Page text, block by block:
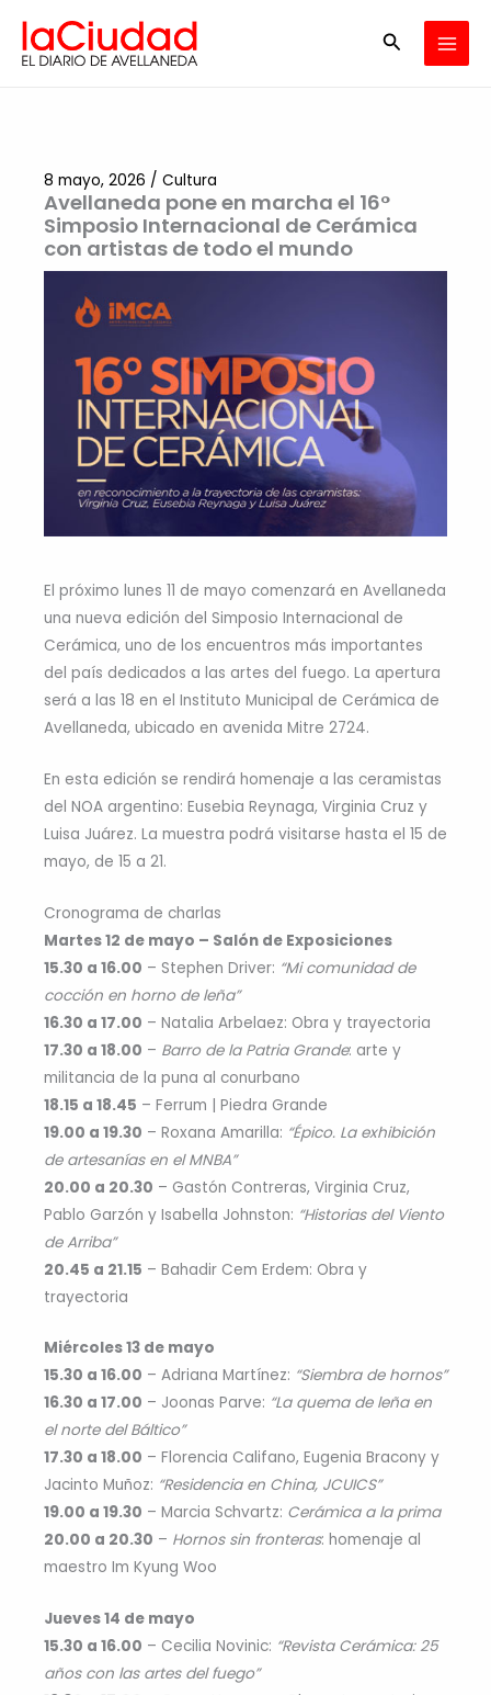
contenido
Buscar
Avellaneda pone en marcha el 16°
Simposio Internacional de Cerámica
con artistas de todo el mundo
8 mayo, 2026 / Cultura
El próximo lunes 11 de mayo comenzará en Avellaneda
una nueva edición del Simposio Internacional de
Cerámica, uno de los encuentros más importantes
del país dedicados a las artes del fuego. La apertura
será a las 18 en el Instituto Municipal de Cerámica de
Avellaneda, ubicado en avenida Mitre 2724.
En esta edición se rendirá homenaje a las ceramistas
del NOA argentino: Eusebia Reynaga, Virginia Cruz y
Luisa Juárez. La muestra podrá visitarse hasta el 15 de
mayo, de 15 a 21.
Cronograma de charlas
Martes 12 de mayo – Salón de Exposiciones
15.30 a 16.00 – Stephen Driver: “Mi comunidad de
cocción en horno de leña”
16.30 a 17.00 – Natalia Arbelaez: Obra y trayectoria
17.30 a 18.00 – Barro de la Patria Grande: arte y
militancia de la puna al conurbano
18.15 a 18.45 – Ferrum | Piedra Grande
19.00 a 19.30 – Roxana Amarilla: “Épico. La exhibición
de artesanías en el MNBA”
20.00 a 20.30 – Gastón Contreras, Virginia Cruz,
Pablo Garzón y Isabella Johnston: “Historias del Viento
de Arriba”
20.45 a 21.15 – Bahadir Cem Erdem: Obra y
trayectoria
Miércoles 13 de mayo
15.30 a 16.00 – Adriana Martínez: “Siembra de hornos”
16.30 a 17.00 – Joonas Parve: “La quema de leña en
el norte del Báltico”
17.30 a 18.00 – Florencia Califano, Eugenia Bracony y
Jacinto Muñoz: “Residencia en China, JCUICS”
19.00 a 19.30 – Marcia Schvartz: Cerámica a la prima
20.00 a 20.30 – Hornos sin fronteras: homenaje al
maestro Im Kyung Woo
Jueves 14 de mayo
15.30 a 16.00 – Cecilia Novinic: “Revista Cerámica: 25
años con las artes del fuego”